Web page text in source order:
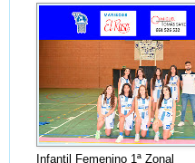
Infantil Femenino 1ª Zonal